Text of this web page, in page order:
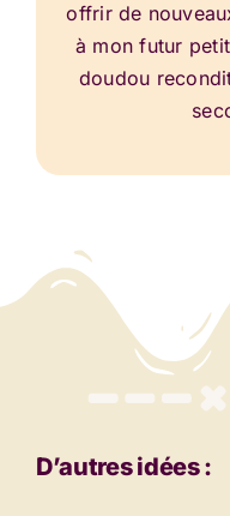
offrir de
à mon futur
doudou
D’autres idées :